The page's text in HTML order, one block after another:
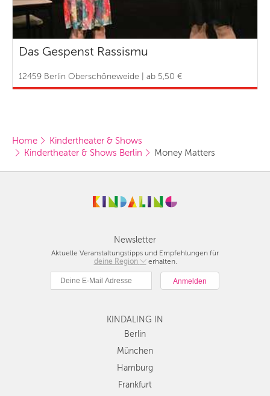
Das Gespenst Rassismu
12459 Berlin Oberschöneweide | ab 5,50 €
Home
Kindertheater & Shows
Kindertheater & Shows Berlin
Money Matters
Newsletter
Aktuelle Veranstaltungstipps und Empfehlungen für
deine Region
Berlin
Hamburg
Köln
Düsseldorf
Stuttgart
Essen
erhalten.
KINDALING IN
Berlin
München
Hamburg
Frankfurt